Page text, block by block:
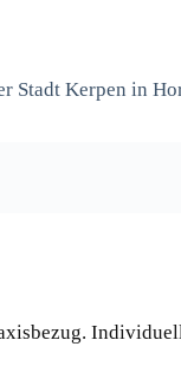
Stadt Kerpen in